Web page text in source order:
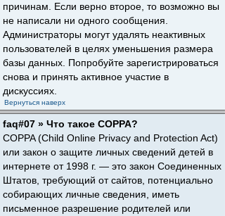
причинам. Если верно второе, то возможно вы
не написали ни одного сообщения.
Администраторы могут удалять неактивных
пользователей в целях уменьшения размера
базы данных. Попробуйте зарегистрироваться
снова и принять активное участие в
дискуссиях.
Вернуться наверх
faq#07 » Что такое COPPA?
COPPA (Child Online Privacy and Protection Act)
или закон о защите личных сведений детей в
интернете от 1998 г. — это закон Соединенных
Штатов, требующий от сайтов, потенциально
собирающих личные сведения, иметь
письменное разрешение родителей или